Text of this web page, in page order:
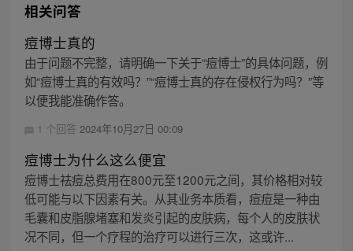
相关问答
痘博士真的
由于问题不完整，请明确一下关于“痘博士”的具体问题，例
如“痘博士真的有效吗？”“痘博士真的存在侵权行为吗？”等
以便我能准确作答。
1 个回答 2024年10月27日 00:09
痘博士为什么这么便宜
痘博士祛痘总费用在800元至1200元之间，其价格相对较
低可能与以下因素有关。从其业务本质看，痘痘是一种由
毛囊和皮脂腺堵塞和发炎引起的皮肤病，每个人的皮肤状
况不同，但一个疗程的治疗可以进行三次，这或许...